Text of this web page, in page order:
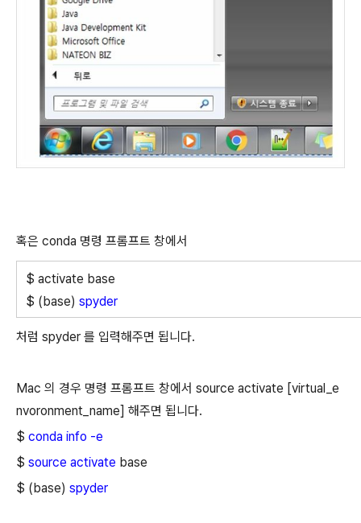
혹은 conda 명령 프롬프트 창에서
$ activate base
$ (base) spyder
처럼 spyder 를 입력해주면 됩니다.
Mac 의 경우 명령 프롬프트 창에서 source activate [virtual_e
nvoronment_name] 해주면 됩니다.
$ conda info -e
$ source activate base
$ (base) spyder